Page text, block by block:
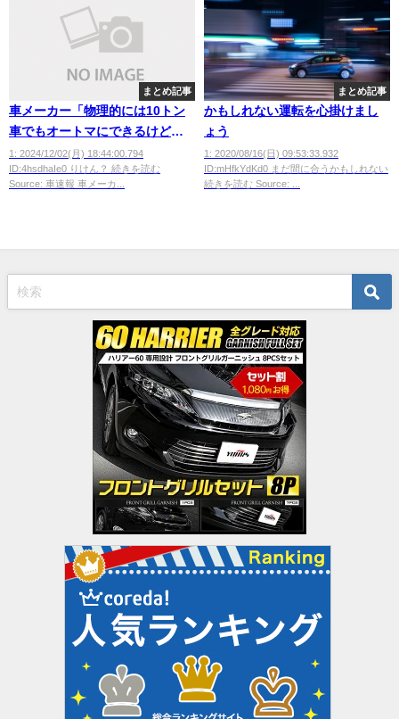
まとめ記事
車メーカー「物理的には10トン
車でもオートマにできるけどせ
ーへんでー
1: 2024/12/02(月) 18:44:00.794
ID:4hsdhaIe0 りけん？ 続きを読む
Source: 車速報 車メーカ...
まとめ記事
かもしれない運転を心掛けまし
ょう
1: 2020/08/16(日) 09:53:33.932
ID:mHfkYdKd0 まだ間に合うかもしれない
続きを読む Source: ...